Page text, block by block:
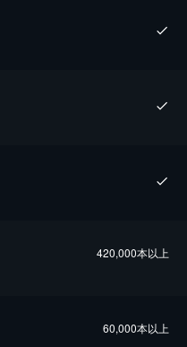
420,000本以上
60,000本以上